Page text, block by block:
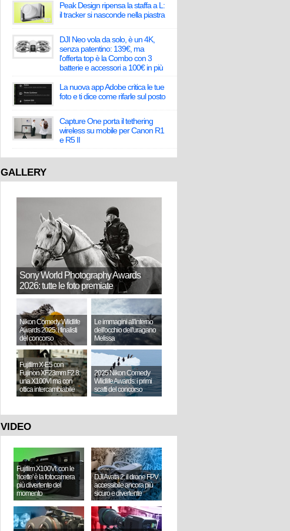
Peak Design ripensa la staffa a L:
il tracker si nasconde nella piastra
DJI Neo vola da solo, è un 4K,
senza patentino: 139€, ma
l'offerta top è la Combo con 3
batterie e accessori a 100€ in più
La nuova app Adobe critica le tue
foto e ti dice come rifarle sul posto
Capture One porta il tethering
wireless su mobile per Canon R1
e R5 II
GALLERY
Sony World Photography Awards
2026: tutte le foto premiate
Nikon Comedy Wildlife
Awards 2025: i finalisti
del concorso
Le immagini all'interno
dell'occhio dell'uragano
Melissa
Fujifilm X-E5 con
Fujinon XF23mm F2.8:
una X100VI ma con
ottica intercambiabile
2025 Nikon Comedy
Wildlife Awards: i primi
scatti del concorso
VIDEO
Fujifilm X100VI: con le
'ricette' è la fotocamera
più divertente del
momento
DJI Avata 2: il drone FPV
accessibile ancora più
sicuro e divertente